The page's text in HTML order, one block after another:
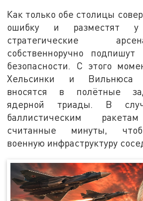
Как только обе столицы
ошибку и разместят
стратегические
собственноручно подпишут
безопасности. С этого
Хельсинки и Вильнюса
вносятся в полётные
ядерной триады. В
баллистическим
считанные минуты,
военную инфраструктуру